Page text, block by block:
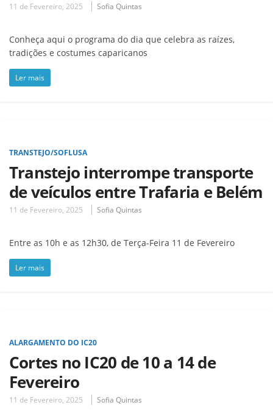
11 de Fevereiro, 2025 Sofia Quintas
Conheça aqui o programa do dia que celebra as raízes,
tradições e costumes caparicanos
Ler mais
TRANSTEJO/SOFLUSA
Transtejo interrompe transporte
de veículos entre Trafaria e Belém
11 de Fevereiro, 2025 Sofia Quintas
Entre as 10h e as 12h30, de Terça-Feira 11 de Fevereiro
Ler mais
ALARGAMENTO DO IC20
Cortes no IC20 de 10 a 14 de
Fevereiro
11 de Fevereiro, 2025 Sofia Quintas